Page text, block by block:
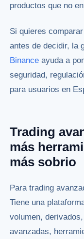
productos que no
Si quieres
antes de decidir, la
Binance ayuda a
seguridad,
para usuarios en
Trading
más
más sobrio
Para trading
Tiene una
volumen,
avanzadas,